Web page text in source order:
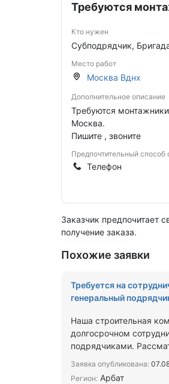
Требуются
Кто нужен
Субподрядчик,
Место работ
Москва Вднх
Дополнительное описание
Требуются
Москва.
Пишите , звоните
Предпочтительный способ
Телефон
Заказчик предпочитает
получение заказа.
Похожие заявки
Требуется на
генеральный
Наша строительная
долгосрочном
подрядчиками.
Заявка опубликована:
Регион: Арбат